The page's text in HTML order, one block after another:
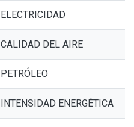
ELECTRICIDAD
CALIDAD DEL AIRE
PETRÓLEO
INTENSIDAD ENERGÉTICA